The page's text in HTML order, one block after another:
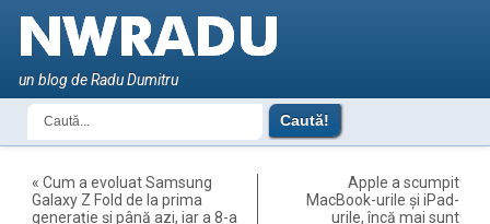
un blog de Radu Dumitru
«Cum a evoluat Samsung
Galaxy Z Fold de la prima
generație și până azi, iar a 8-a
Apple a scumpit
MacBook-urile și iPad-
urile, încă mai sunt